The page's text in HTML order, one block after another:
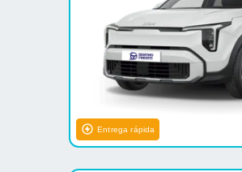
Entrega rápida